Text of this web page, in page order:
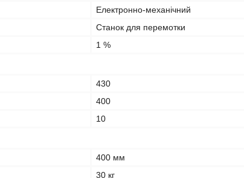
Електронно-механічний
Станок для перемотки
1 %
430
400
10
400 мм
30 кг